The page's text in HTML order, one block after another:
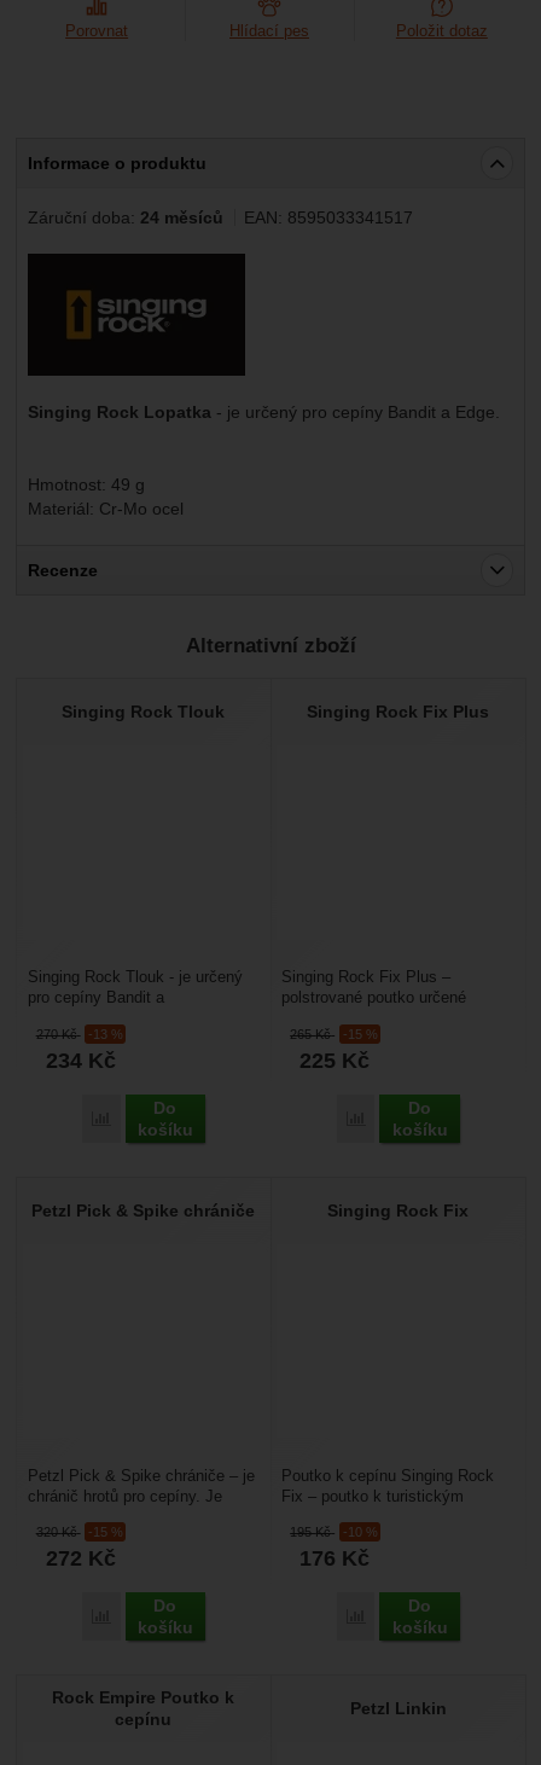
návštěv a zdroje návštěv našich internetových stránek.
Data získaná pomocí těchto cookies zpracováváme
Marketingové
Marketingové
abychom vás neobtěžovali nevhodnou
reklamou.
abychom vám mohli zobrazit vhodné obsahy nebo reklamy
Porovnat Hlídací pes Položit dotaz
Informace o produktu
Záruční doba: 24 měsíců EAN: 8595033341517
Singing Rock Lopatka - je určený pro cepíny Bandit a Edge.
Hmotnost: 49 g
Materiál: Cr-Mo ocel
Recenze
Nebyla přidána žádná recenze.
Alternativní zboží
Singing Rock Tlouk
270Kč -13 %
234 Kč
Porovnat
Do
košíku
Singing Rock Tlouk - je určený
pro cepíny Bandit a
Cr-Mo ocel
Singing Rock Fix Plus
265Kč -15 %
225 Kč
Porovnat
Do
košíku
Singing Rock Fix Plus –
polstrované poutko určené
(Singing Rock Wizard, Merlin...
Petzl Pick & Spike chrániče
320Kč -15 %
272 Kč
Porovnat
Do
košíku
Petzl Pick & Spike chrániče – je
chránič hrotů pro cepíny. Je
odnímatelná....
Singing Rock Fix
195Kč -10 %
176 Kč
Porovnat
Do
košíku
Poutko k cepínu Singing Rock
Fix – poutko k turistickým
24 gMateriál:
polyamidPevnost:...
Rock Empire Poutko k
cepínu
Petzl Linkin